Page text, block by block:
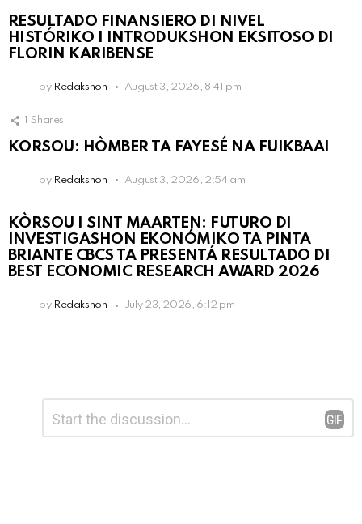
RESULTADO FINANSIERO DI NIVEL
HISTÓRIKO I INTRODUKSHON EKSITOSO DI
FLORIN KARIBENSE
by Redakshon August 3, 2026, 8:41 pm
1 Shares
KORSOU: HÒMBER TA FAYESÉ NA FUIKBAAI
by Redakshon August 3, 2026, 2:54 am
KÒRSOU I SINT MAARTEN: FUTURO DI
INVESTIGASHON EKONÓMIKO TA PINTA
BRIANTE CBCS TA PRESENTÁ RESULTADO DI
BEST ECONOMIC RESEARCH AWARD 2026
by Redakshon July 23, 2026, 6:12 pm
Reply